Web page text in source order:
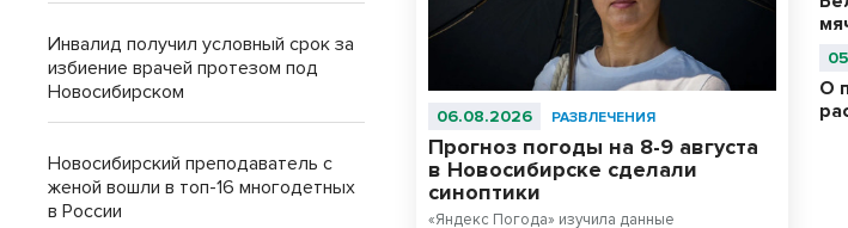
06.08.2026 РАЗВЛЕЧЕНИЯ
Прогноз погоды на 8-9 августа
в Новосибирске сделали
синоптики
«Яндекс Погода» изучила данные
О
Инвалид получил условный срок за
избиение врачей протезом под
Новосибирском
Новосибирский преподаватель с
женой вошли в топ-16 многодетных
в России